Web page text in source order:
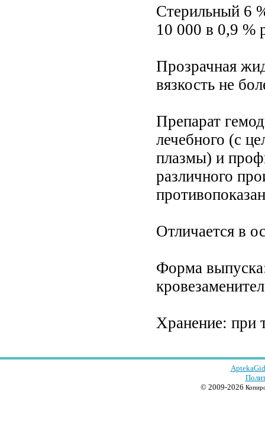
Стерильный 6
10 000 в 0,9 %
Прозрачная
вязкость не
Препарат
лечебного (с
плазмы) и
различного
Отличается в
Форма
Хранение: при
© 2009-2026